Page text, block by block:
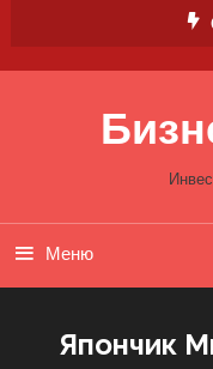
Меню
Япончик